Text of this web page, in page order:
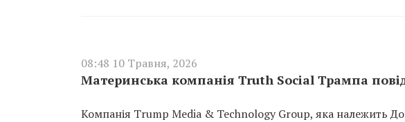
08:48 10 Травня, 2026
Материнська компанія Truth Social Трампа
Компанія Trump Media & Technology Group, яка належить